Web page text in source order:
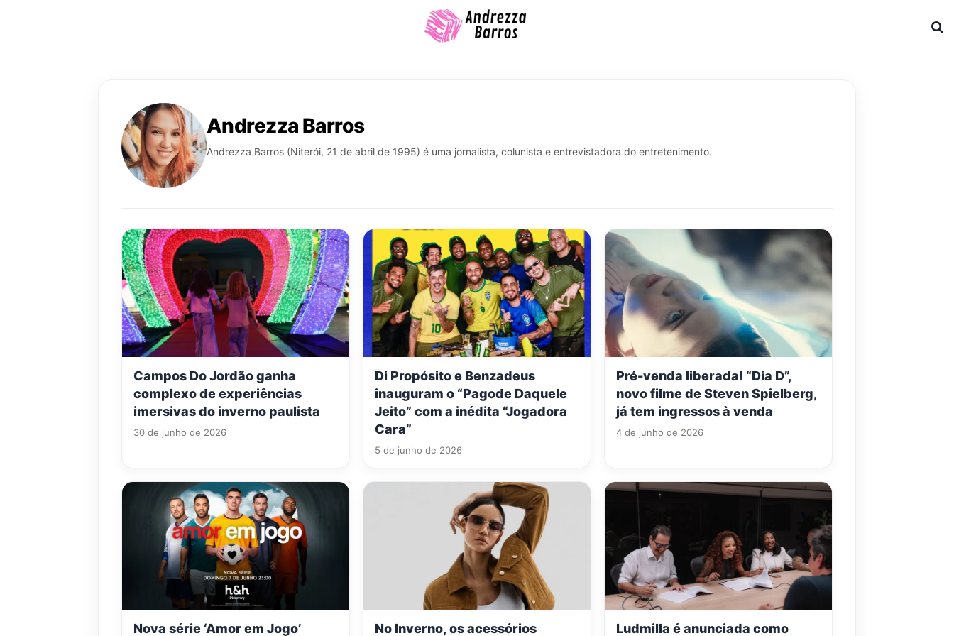
Andrezza Barros
Andrezza Barros (Niterói, 21 de abril de 1995) é uma jornalista, colunista e entrevistadora do entretenimento.
Campos Do Jordão ganha
complexo de experiências
imersivas do inverno paulista
30 de junho de 2026
Di Propósito e Benzadeus
inauguram o “Pagode Daquele
Jeito” com a inédita “Jogadora
Cara”
5 de junho de 2026
Pré-venda liberada! “Dia D”,
novo filme de Steven Spielberg,
já tem ingressos à venda
4 de junho de 2026
Nova série ‘Amor em Jogo’ No Inverno, os acessórios Ludmilla é anunciada como